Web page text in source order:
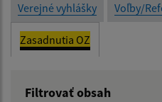
Verejné vyhlášky Voľby/
Zasadnutia OZ
Filtrovať obsah